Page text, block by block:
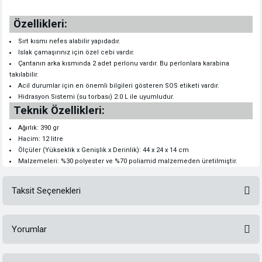
Özellikleri:
Sırt kısmı nefes alabilir yapıdadır.
Islak çamaşırınız için özel cebi vardır.
Çantanın arka kısmında 2 adet perlonu vardır. Bu perlonlara karabina
takılabilir.
Acil durumlar için en önemli bilgileri gösteren SOS etiketi vardır.
Hidrasyon Sistemi (su torbası) 2.0 L ile uyumludur.
Teknik Özellikleri:
Ağırlık: 390 gr
Hacim: 12 litre
Ölçüler (Yükseklik x Genişlik x Derinlik): 44 x 24 x 14 cm
Malzemeleri: %30 polyester ve %70 poliamid malzemeden üretilmiştir.
Taksit Seçenekleri
Yorumlar